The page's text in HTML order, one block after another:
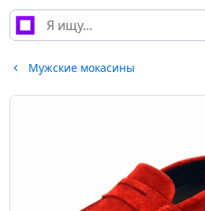
Мужские мокасины